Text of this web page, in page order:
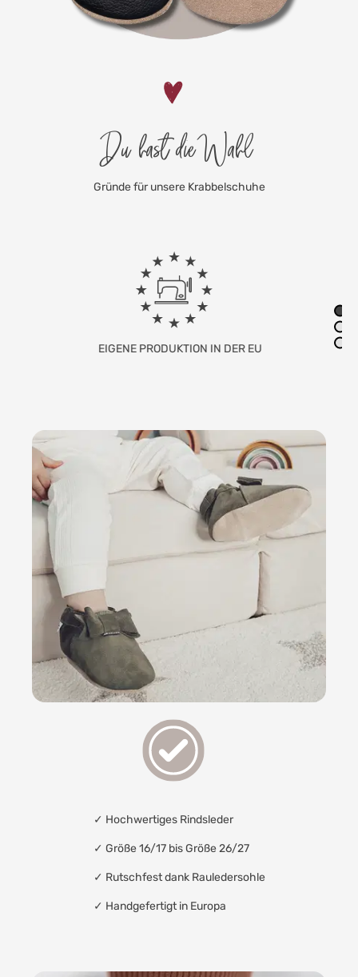
Du hast die Wahl
Gründe für unsere Krabbelschuhe
EIGENE PRODUKTION IN DER EU
✓ Hochwertiges Rindsleder
✓ Größe 16/17 bis Größe 26/27
✓ Rutschfest dank Rauledersohle
✓ Handgefertigt in Europa